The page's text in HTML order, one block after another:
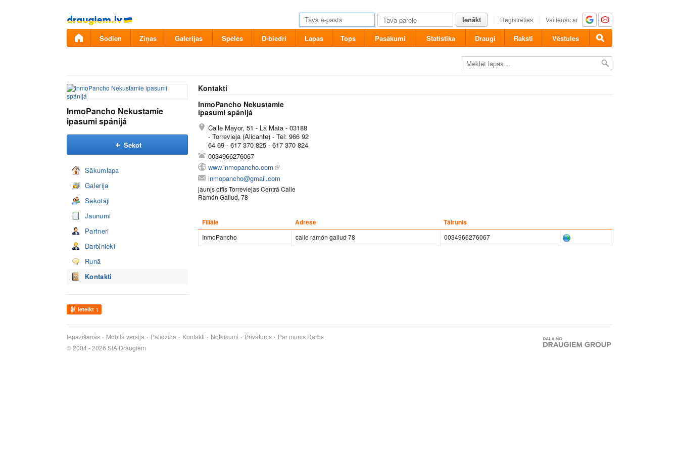
Pāriet
uz
saturu
Ienākt Reģistrēties Vai ienāc ar
Šodien Ziņas Galerijas Spēles D-biedri Lapas Tops Pasākumi Statistika Draugi Raksti Vēstules
InmoPancho Nekustamie
ipasumi spánijá
Sekot
Sākumlapa
Galerija
Sekotāji
Jaunumi
Partneri
Darbinieki
Runā
Kontakti
Ieteikt 1
Kontakti
InmoPancho Nekustamie
ipasumi spánijá
Calle Mayor, 51 - La Mata - 03188
- Torrevieja (Alicante) - Tel: 966 92
64 69 - 617 370 825 - 617 370 824
0034966276067
www.inmopancho.com
inmopancho@gmail.com
jaunjs offis Torreviejas Centrá Calle
Ramón Gallud, 78
Filiāle Adrese Tālrunis
InmoPancho calle ramón gallud 78 0034966276067
Iepazīšanās Mobilā versija Palīdzība Kontakti Noteikumi Privātums Par mums Darbs
© 2004 - 2026 SIA Draugiem